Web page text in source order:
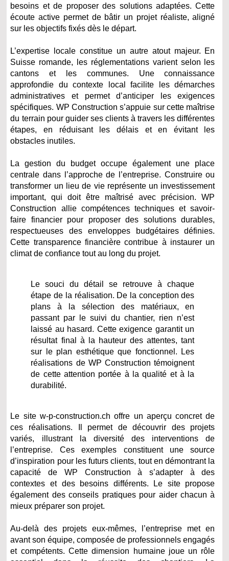
besoins et de proposer des solutions adaptées. Cette
écoute active permet de bâtir un projet réaliste, aligné
sur les objectifs fixés dès le départ.
L’expertise locale constitue un autre atout majeur. En
Suisse romande, les réglementations varient selon les
cantons et les communes. Une connaissance
approfondie du contexte local facilite les démarches
administratives et permet d’anticiper les exigences
spécifiques. WP Construction s’appuie sur cette maîtrise
du terrain pour guider ses clients à travers les différentes
étapes, en réduisant les délais et en évitant les
obstacles inutiles.
La gestion du budget occupe également une place
centrale dans l’approche de l’entreprise. Construire ou
transformer un lieu de vie représente un investissement
important, qui doit être maîtrisé avec précision. WP
Construction allie compétences techniques et savoir-
faire financier pour proposer des solutions durables,
respectueuses des enveloppes budgétaires définies.
Cette transparence financière contribue à instaurer un
climat de confiance tout au long du projet.
Le souci du détail se retrouve à chaque
étape de la réalisation. De la conception des
plans à la sélection des matériaux, en
passant par le suivi du chantier, rien n’est
laissé au hasard. Cette exigence garantit un
résultat final à la hauteur des attentes, tant
sur le plan esthétique que fonctionnel. Les
réalisations de WP Construction témoignent
de cette attention portée à la qualité et à la
durabilité.
Le site w-p-construction.ch offre un aperçu concret de
ces réalisations. Il permet de découvrir des projets
variés, illustrant la diversité des interventions de
l’entreprise. Ces exemples constituent une source
d’inspiration pour les futurs clients, tout en démontrant la
capacité de WP Construction à s’adapter à des
contextes et des besoins différents. Le site propose
également des conseils pratiques pour aider chacun à
mieux préparer son projet.
Au-delà des projets eux-mêmes, l’entreprise met en
avant son équipe, composée de professionnels engagés
et compétents. Cette dimension humaine joue un rôle